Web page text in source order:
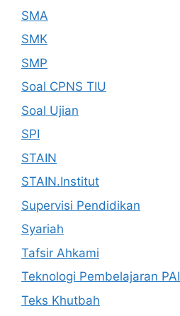
SMA
SMK
SMP
Soal CPNS TIU
Soal Ujian
SPI
STAIN
STAIN.Institut
Supervisi Pendidikan
Syariah
Tafsir Ahkami
Teknologi Pembelajaran PAI
Teks Khutbah